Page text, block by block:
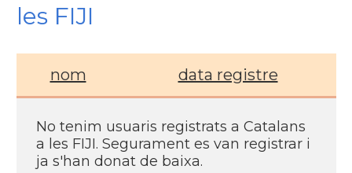
les FIJI
nom data registre
No tenim usuaris registrats a Catalans
a les FIJI. Segurament es van registrar i
ja s'han donat de baixa.